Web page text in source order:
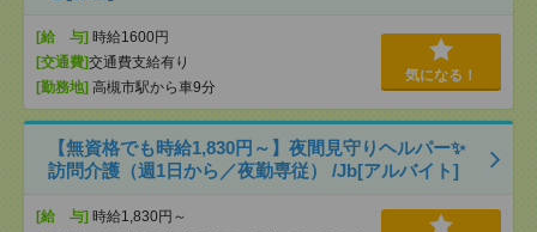
[給 与] 時給1600円
[交通費]交通費支給有り
[勤務地] 高槻市駅から車9分
気になる！
【無資格でも時給1,830円～】夜間見守りヘルパー✨
訪問介護（週1日から／夜勤専従） /Jb[アルバイト]
[給 与] 時給1,830円～